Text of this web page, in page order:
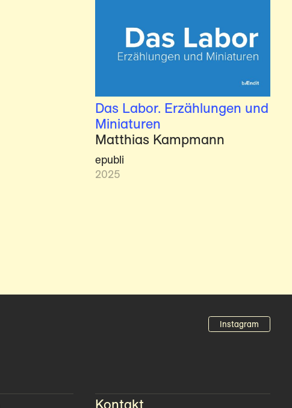
Das Labor. Erzählungen und
Miniaturen
Matthias Kampmann
epubli
2025
Instagram
Kontakt